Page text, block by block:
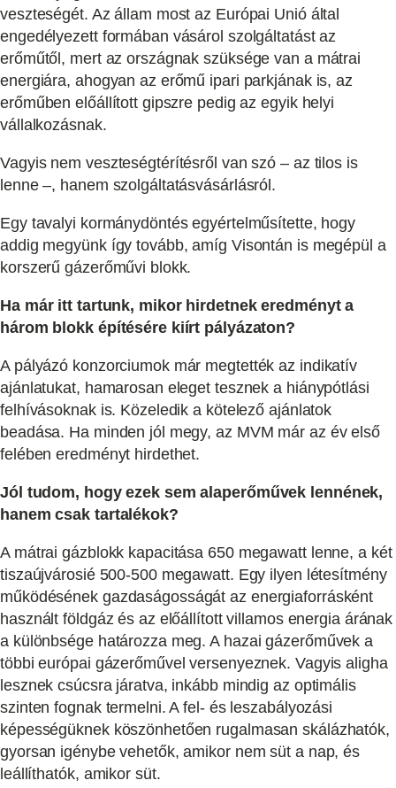
veszteségét. Az állam most az Európai Unió által
engedélyezett formában vásárol szolgáltatást az
erőműtől, mert az országnak szüksége van a mátrai
energiára, ahogyan az erőmű ipari parkjának is, az
erőműben előállított gipszre pedig az egyik helyi
vállalkozásnak.
Vagyis nem veszteségtérítésről van szó – az tilos is
lenne –, hanem szolgáltatásvásárlásról.
Egy tavalyi kormánydöntés egyértelműsítette, hogy
addig megyünk így tovább, amíg Visontán is megépül a
korszerű gázerőművi blokk.
Ha már itt tartunk, mikor hirdetnek eredményt a
három blokk építésére kiírt pályázaton?
A pályázó konzorciumok már megtették az indikatív
ajánlatukat, hamarosan eleget tesznek a hiánypótlási
felhívásoknak is. Közeledik a kötelező ajánlatok
beadása. Ha minden jól megy, az MVM már az év első
felében eredményt hirdethet.
Jól tudom, hogy ezek sem alaperőművek lennének,
hanem csak tartalékok?
A mátrai gázblokk kapacitása 650 megawatt lenne, a két
tiszaújvárosié 500-500 megawatt. Egy ilyen létesítmény
működésének gazdaságosságát az energiaforrásként
használt földgáz és az előállított villamos energia árának
a különbsége határozza meg. A hazai gázerőművek a
többi európai gázerőművel versenyeznek. Vagyis aligha
lesznek csúcsra járatva, inkább mindig az optimális
szinten fognak termelni. A fel- és leszabályozási
képességüknek köszönhetően rugalmasan skálázhatók,
gyorsan igénybe vehetők, amikor nem süt a nap, és
leállíthatók, amikor süt.